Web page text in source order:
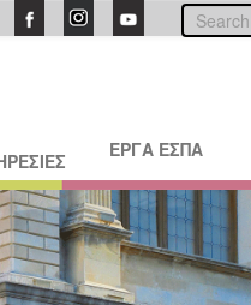
ΕΡΓΑ ΕΣΠΑ